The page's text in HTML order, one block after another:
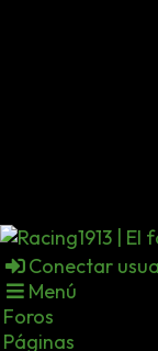
Conectar
Menú
Foros
Páginas